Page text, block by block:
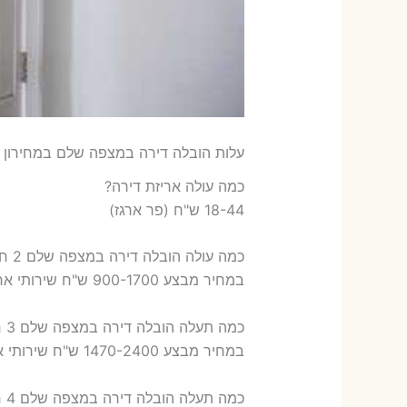
עלות הובלה דירה במצפה שלם במחירון
כמה עולה אריזת דירה​?
18-44 ש"ח (פר ארגז)
כמה עולה הובלה דירה במצפה שלם 2 חדרים פלוס עלות אריזת דירה ?
במחיר מבצע 900-1700 ש"ח שירותי אריזת שני חדרים – 700-900 ש"ח
כמה תעלה הובלה דירה במצפה שלם 3 חדרים פלוס עלות אריזת דירה ?
במחיר מבצע 1470-2400 ש"ח שירותי אריזת שלושה חדרים – 1,000-1,200 ש"ח
כמה תעלה הובלה דירה במצפה שלם 4 חדרים פלוס עלות אריזת דירה ?